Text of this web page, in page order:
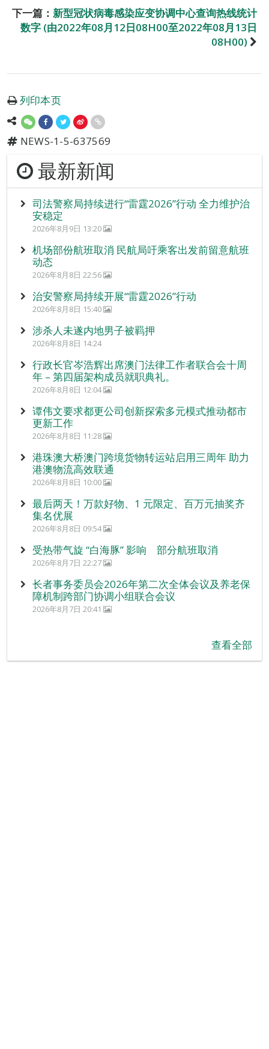
下一篇： 新型冠状病毒感染应变协调中心查询热线统计
数字 (由2022年08月12日08H00至2022年08月13日
08H00)
列印本页
NEWS-1-5-637569
最新新闻
司法警察局持续进行“雷霆2026”行动 全力维护治
安稳定
2026年8月9日 13:20
机场部份航班取消 民航局吁乘客出发前留意航班
动态
2026年8月8日 22:56
治安警察局持续开展“雷霆2026”行动
2026年8月8日 15:40
涉杀人未遂内地男子被羁押
2026年8月8日 14:24
行政长官岑浩辉出席澳门法律工作者联合会十周
年 – 第四届架构成员就职典礼。
2026年8月8日 12:04
谭伟文要求都更公司创新探索多元模式推动都市
更新工作
2026年8月8日 11:28
港珠澳大桥澳门跨境货物转运站启用三周年 助力
港澳物流高效联通
2026年8月8日 10:00
最后两天！万款好物、1 元限定、百万元抽奖齐
集名优展
2026年8月8日 09:54
受热带气旋 “白海豚” 影响 部分航班取消
2026年8月7日 22:27
长者事务委员会2026年第二次全体会议及养老保
障机制跨部门协调小组联合会议
2026年8月7日 20:41
查看全部